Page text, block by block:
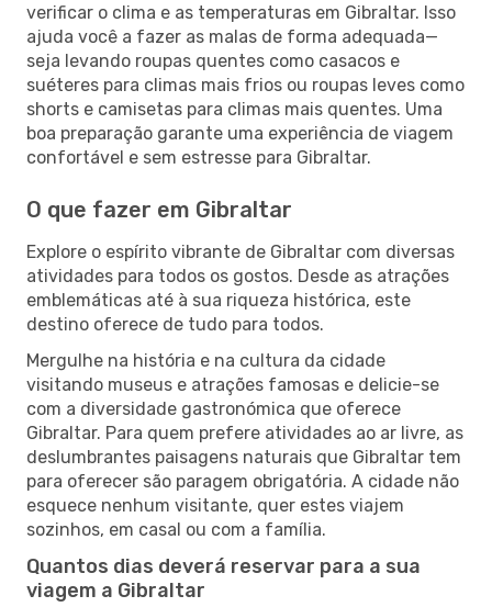
verificar o clima e as temperaturas em Gibraltar. Isso
ajuda você a fazer as malas de forma adequada—
seja levando roupas quentes como casacos e
suéteres para climas mais frios ou roupas leves como
shorts e camisetas para climas mais quentes. Uma
boa preparação garante uma experiência de viagem
confortável e sem estresse para Gibraltar.
O que fazer em Gibraltar
Explore o espírito vibrante de Gibraltar com diversas
atividades para todos os gostos. Desde as atrações
emblemáticas até à sua riqueza histórica, este
destino oferece de tudo para todos.
Mergulhe na história e na cultura da cidade
visitando museus e atrações famosas e delicie-se
com a diversidade gastronómica que oferece
Gibraltar. Para quem prefere atividades ao ar livre, as
deslumbrantes paisagens naturais que Gibraltar tem
para oferecer são paragem obrigatória. A cidade não
esquece nenhum visitante, quer estes viajem
sozinhos, em casal ou com a família.
Quantos dias deverá reservar para a sua
viagem a Gibraltar